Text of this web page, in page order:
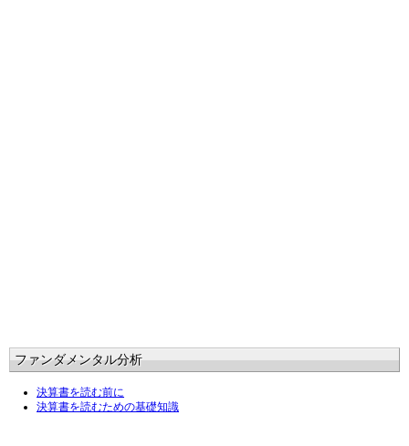
ファンダメンタル分析
決算書を読む前に
決算書を読むための基礎知識